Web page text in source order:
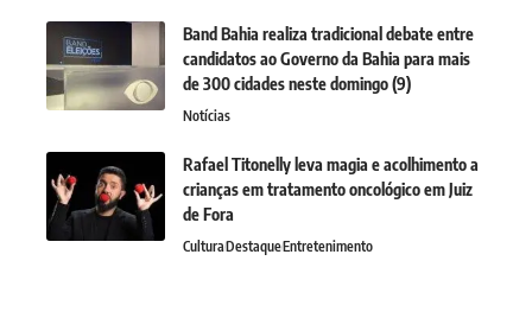
Band Bahia realiza tradicional debate entre
candidatos ao Governo da Bahia para mais
de 300 cidades neste domingo (9)
Notícias
Rafael Titonelly leva magia e acolhimento a
crianças em tratamento oncológico em Juiz
de Fora
CulturaDestaqueEntretenimento